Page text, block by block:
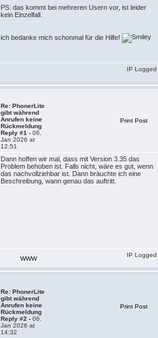
PS: das kommt bei mehreren Usern vor, ist leider
kein Einzelfall.
ich bedanke mich schonmal für die Hilfe!
IP Logged
Re: PhonerLite
gibt während
Anrufen keine
Rückmeldung
Reply #1 - 06.
Jan 2026 at
12:51
Print Post
Dann hoffen wir mal, dass mit Version 3.35 das
Problem behoben ist. Falls nicht, wäre es gut, wenn
das nachvollziehbar ist. Dann bräuchte ich eine
Beschreibung, wann genau das auftritt.
WWW
IP Logged
Re: PhonerLite
gibt während
Anrufen keine
Rückmeldung
Reply #2 - 06.
Jan 2026 at
14:32
Print Post